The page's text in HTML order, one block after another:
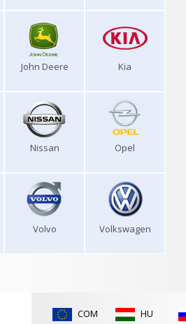
John Deere Kia
Nissan Opel
Volvo Volkswagen
COM HU